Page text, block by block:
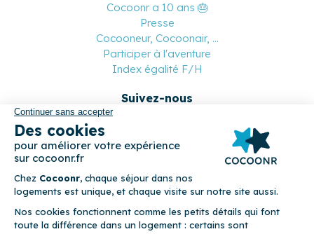
Cocoonr a 10 ans 🎂
Presse
Cocooneur, Cocoonair, ...
Participer à l'aventure
Index égalité F/H
Suivez-nous